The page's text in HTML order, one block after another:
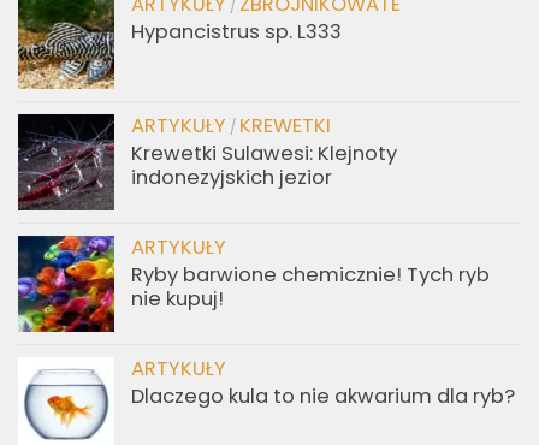
/
Hypancistrus sp. L333
ARTYKUŁY / KREWETKI
Krewetki Sulawesi: Klejnoty
indonezyjskich jezior
ARTYKUŁY
Ryby barwione chemicznie! Tych ryb
nie kupuj!
ARTYKUŁY
Dlaczego kula to nie akwarium dla ryb?